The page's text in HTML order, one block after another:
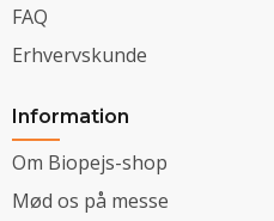
FAQ
Erhvervskunde
Information
Om Biopejs-shop
Mød os på messe